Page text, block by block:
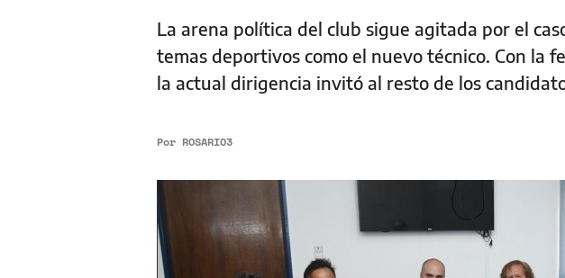
La arena política del club sigue agitada por el
temas deportivos como el nuevo técnico. Con la
la actual dirigencia invitó al resto de los
Por ROSARIO3